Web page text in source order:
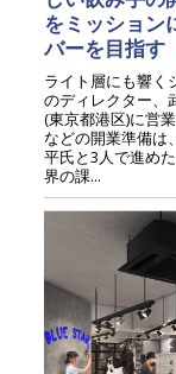
をミッション
バーを目指す
ライト層にも響く
のディレクター、
(東京都港区)に営
などの開業準備は
平氏と3人で進め
界の課...